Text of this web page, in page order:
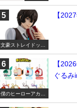
文豪ストレイドッグ
【
僕のヒーローアカデ
【
ぐるみ